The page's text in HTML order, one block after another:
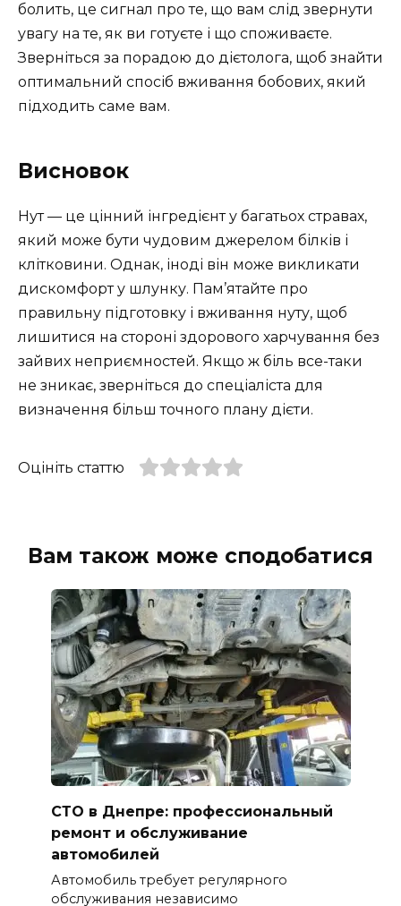
болить, це сигнал про те, що вам слід звернути
увагу на те, як ви готуєте і що споживаєте.
Зверніться за порадою до дієтолога, щоб знайти
оптимальний спосіб вживання бобових, який
підходить саме вам.
Висновок
Нут — це цінний інгредієнт у багатьох стравах,
який може бути чудовим джерелом білків і
клітковини. Однак, іноді він може викликати
дискомфорт у шлунку. Пам’ятайте про
правильну підготовку і вживання нуту, щоб
лишитися на стороні здорового харчування без
зайвих неприємностей. Якщо ж біль все-таки
не зникає, зверніться до спеціаліста для
визначення більш точного плану дієти.
Оцініть статтю
Вам також може сподобатися
СТО в Днепре: профессиональный
ремонт и обслуживание
автомобилей
Автомобиль требует регулярного
обслуживания независимо